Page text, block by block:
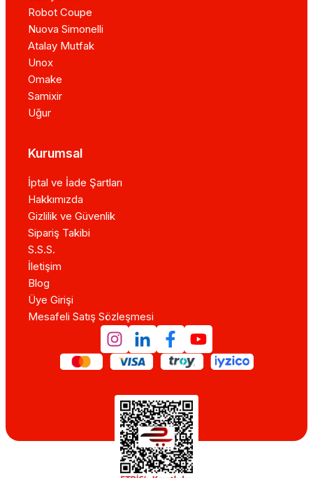
Robot Coupe
Nuova Simonelli
Atalay Mutfak
Unox
Omake
Samixir
Uğur
Kurumsal
İptal ve İade Şartları
Hakkımızda
Gizlilik ve Güvenlik
Sipariş Takibi
S.S.S.
İletişim
Blog
Üye Girişi
Mesafeli Satış Sözleşmesi